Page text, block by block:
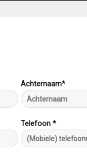
Achternaam*
Telefoon *